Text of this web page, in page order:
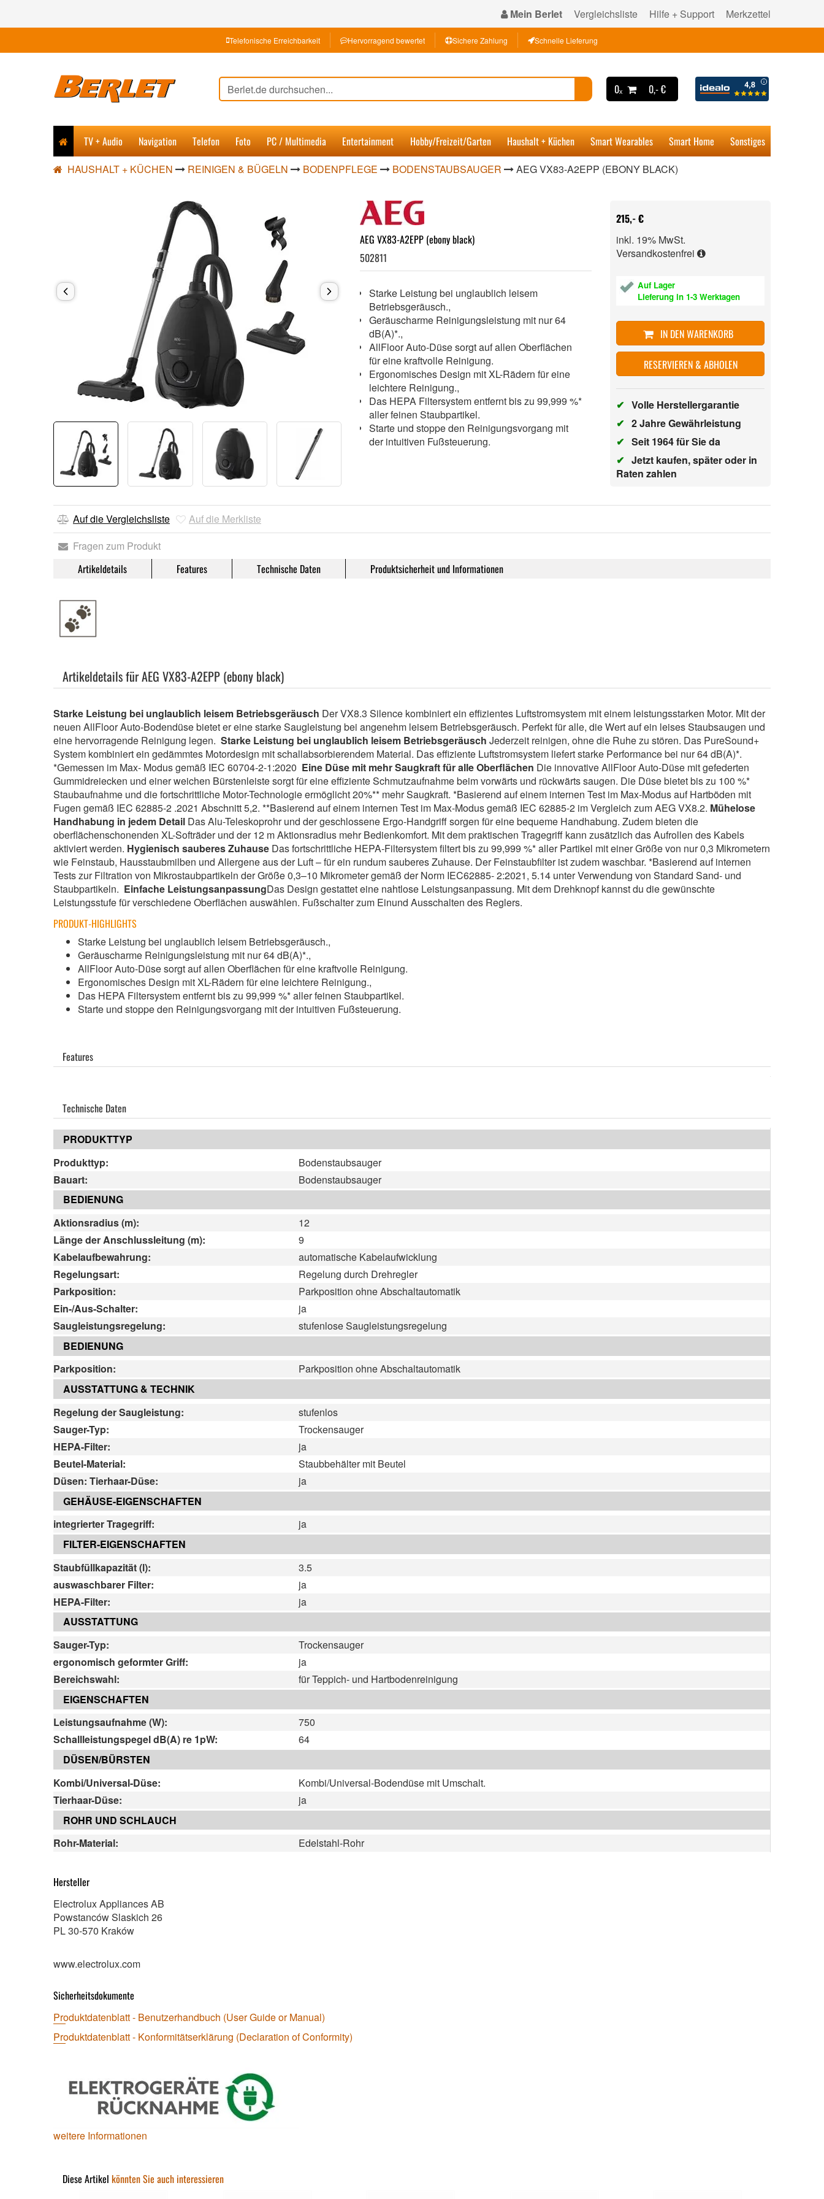
Mein Berlet Vergleichsliste Hilfe + Support Merkzettel
Telefonische Erreichbarkeit Hervorragend bewertet Sichere Zahlung Schnelle Lieferung
0ₓ 0,- €
TV + Audio Navigation Telefon Foto PC / Multimedia Entertainment Hobby/Freizeit/Garten Haushalt + Küchen Smart Wearables Smart Home Sonstiges
HAUSHALT + KÜCHEN REINIGEN & BÜGELN BODENPFLEGE BODENSTAUBSAUGER AEG VX83-A2EPP (EBONY BLACK)
AEG VX83-A2EPP (ebony black)
502811
Starke Leistung bei unglaublich leisem
Betriebsgeräusch.,
Geräuscharme Reinigungsleistung mit nur 64
dB(A)*.,
AllFloor Auto-Düse sorgt auf allen Oberflächen
für eine kraftvolle Reinigung.
Ergonomisches Design mit XL-Rädern für eine
leichtere Reinigung.,
Das HEPA Filtersystem entfernt bis zu 99,999 %*
aller feinen Staubpartikel.
Starte und stoppe den Reinigungsvorgang mit
der intuitiven Fußsteuerung.
215,- €
inkl. 19% MwSt.
Versandkostenfrei
Auf Lager
Lieferung in 1-3 Werktagen
IN DEN WARENKORB
RESERVIEREN & ABHOLEN
✔ Volle Herstellergarantie
✔ 2 Jahre Gewährleistung
✔ Seit 1964 für Sie da
✔ Jetzt kaufen, später oder in
Raten zahlen
Auf die Vergleichsliste
Auf die Merkliste
Fragen zum Produkt
Artikeldetails Features Technische Daten Produktsicherheit und Informationen
Artikeldetails für AEG VX83-A2EPP (ebony black)
Starke Leistung bei unglaublich leisem Betriebsgeräusch Der VX8.3 Silence kombiniert ein effizientes Luftstromsystem mit einem leistungsstarken Motor. Mit der
neuen AllFloor Auto-Bodendüse bietet er eine starke Saugleistung bei angenehm leisem Betriebsgeräusch. Perfekt für alle, die Wert auf ein leises Staubsaugen und
eine hervorragende Reinigung legen. Starke Leistung bei unglaublich leisem Betriebsgeräusch Jederzeit reinigen, ohne die Ruhe zu stören. Das PureSound+
System kombiniert ein gedämmtes Motordesign mit schallabsorbierendem Material. Das effiziente Luftstromsystem liefert starke Performance bei nur 64 dB(A)*.
*Gemessen im Max- Modus gemäß IEC 60704-2-1:2020 Eine Düse mit mehr Saugkraft für alle Oberflächen Die innovative AllFloor Auto-Düse mit gefederten
Gummidreiecken und einer weichen Bürstenleiste sorgt für eine effiziente Schmutzaufnahme beim vorwärts und rückwärts saugen. Die Düse bietet bis zu 100 %*
Staubaufnahme und die fortschrittliche Motor-Technologie ermöglicht 20%** mehr Saugkraft. *Basierend auf einem internen Test im Max-Modus auf Hartböden mit
Fugen gemäß IEC 62885-2 .2021 Abschnitt 5,2. **Basierend auf einem internen Test im Max-Modus gemäß IEC 62885-2 im Vergleich zum AEG VX8.2. Mühelose
Handhabung in jedem Detail Das Alu-Teleskoprohr und der geschlossene Ergo-Handgriff sorgen für eine bequeme Handhabung. Zudem bieten die
oberflächenschonenden XL-Softräder und der 12 m Aktionsradius mehr Bedienkomfort. Mit dem praktischen Tragegriff kann zusätzlich das Aufrollen des Kabels
aktiviert werden. Hygienisch sauberes Zuhause Das fortschrittliche HEPA-Filtersystem filtert bis zu 99,999 %* aller Partikel mit einer Größe von nur 0,3 Mikrometern
wie Feinstaub, Hausstaubmilben und Allergene aus der Luft – für ein rundum sauberes Zuhause. Der Feinstaubfilter ist zudem waschbar. *Basierend auf internen
Tests zur Filtration von Mikrostaubpartikeln der Größe 0,3–10 Mikrometer gemäß der Norm IEC62885- 2:2021, 5.14 unter Verwendung von Standard Sand- und
Staubpartikeln. Einfache LeistungsanpassungDas Design gestattet eine nahtlose Leistungsanpassung. Mit dem Drehknopf kannst du die gewünschte
Leistungsstufe für verschiedene Oberflächen auswählen. Fußschalter zum Einund Ausschalten des Reglers.
PRODUKT-HIGHLIGHTS
Starke Leistung bei unglaublich leisem Betriebsgeräusch.,
Geräuscharme Reinigungsleistung mit nur 64 dB(A)*.,
AllFloor Auto-Düse sorgt auf allen Oberflächen für eine kraftvolle Reinigung.
Ergonomisches Design mit XL-Rädern für eine leichtere Reinigung.,
Das HEPA Filtersystem entfernt bis zu 99,999 %* aller feinen Staubpartikel.
Starte und stoppe den Reinigungsvorgang mit der intuitiven Fußsteuerung.
Features
Technische Daten
PRODUKTTYP
Produkttyp:
Bodenstaubsauger
Bauart:
Bodenstaubsauger
BEDIENUNG
Aktionsradius (m):
12
Länge der Anschlussleitung (m):
9
Kabelaufbewahrung:
automatische Kabelaufwicklung
Regelungsart:
Regelung durch Drehregler
Parkposition:
Parkposition ohne Abschaltautomatik
Ein-/Aus-Schalter:
ja
Saugleistungsregelung:
stufenlose Saugleistungsregelung
BEDIENUNG
Parkposition:
Parkposition ohne Abschaltautomatik
AUSSTATTUNG & TECHNIK
Regelung der Saugleistung:
stufenlos
Sauger-Typ:
Trockensauger
HEPA-Filter:
ja
Beutel-Material:
Staubbehälter mit Beutel
Düsen: Tierhaar-Düse:
ja
GEHÄUSE-EIGENSCHAFTEN
integrierter Tragegriff:
ja
FILTER-EIGENSCHAFTEN
Staubfüllkapazität (l):
3.5
auswaschbarer Filter:
ja
HEPA-Filter:
ja
AUSSTATTUNG
Sauger-Typ:
Trockensauger
ergonomisch geformter Griff:
ja
Bereichswahl:
für Teppich- und Hartbodenreinigung
EIGENSCHAFTEN
Leistungsaufnahme (W):
750
Schallleistungspegel dB(A) re 1pW:
64
DÜSEN/BÜRSTEN
Kombi/Universal-Düse:
Kombi/Universal-Bodendüse mit Umschalt.
Tierhaar-Düse:
ja
ROHR UND SCHLAUCH
Rohr-Material:
Edelstahl-Rohr
Hersteller
Electrolux Appliances AB
Powstanców Slaskich 26
PL 30-570 Kraków
www.electrolux.com
Sicherheitsdokumente
Produktdatenblatt - Benutzerhandbuch (User Guide or Manual)
Produktdatenblatt - Konformitätserklärung (Declaration of Conformity)
weitere Informationen
Diese Artikel könnten Sie auch interessieren